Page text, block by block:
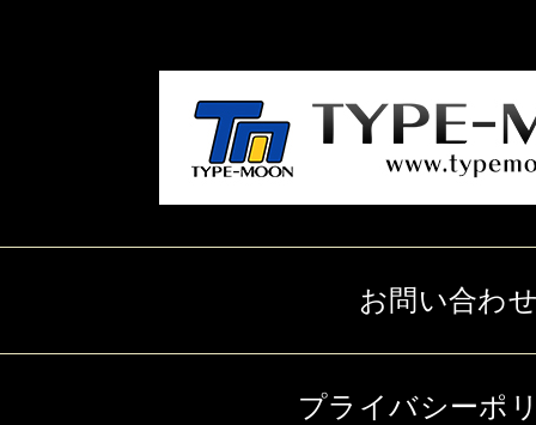
お問い合わ
プライバシーポ